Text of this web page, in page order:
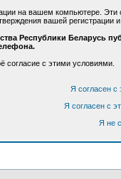
на вашем компьютере. Эти
вашей регистрации
Республики Беларусь
согласие с этими условиями.
Я согласен с
Я согласен с
Я не